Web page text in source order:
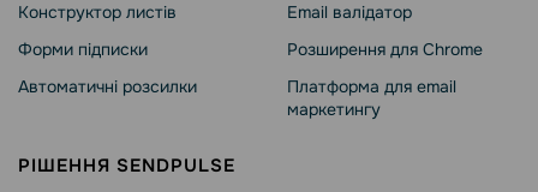
Конструктор листів
Форми підписки
Автоматичні розсилки
Email валідатор
Розширення для Chrome
Платформа для email
маркетингу
РІШЕННЯ SENDPULSE